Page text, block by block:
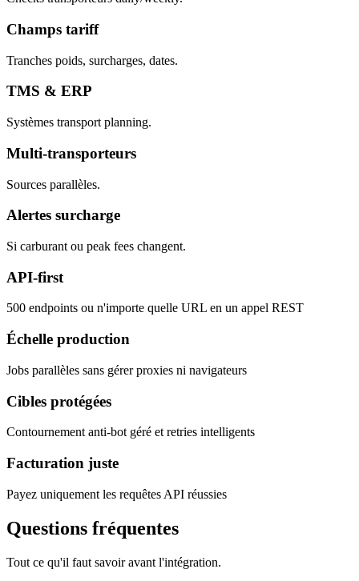
Champs tariff
Tranches poids, surcharges, dates.
TMS & ERP
Systèmes transport planning.
Multi-transporteurs
Sources parallèles.
Alertes surcharge
Si carburant ou peak fees changent.
API-first
500 endpoints ou n'importe quelle URL en un appel REST
Échelle production
Jobs parallèles sans gérer proxies ni navigateurs
Cibles protégées
Contournement anti-bot géré et retries intelligents
Facturation juste
Payez uniquement les requêtes API réussies
Questions fréquentes
Tout ce qu'il faut savoir avant l'intégration.